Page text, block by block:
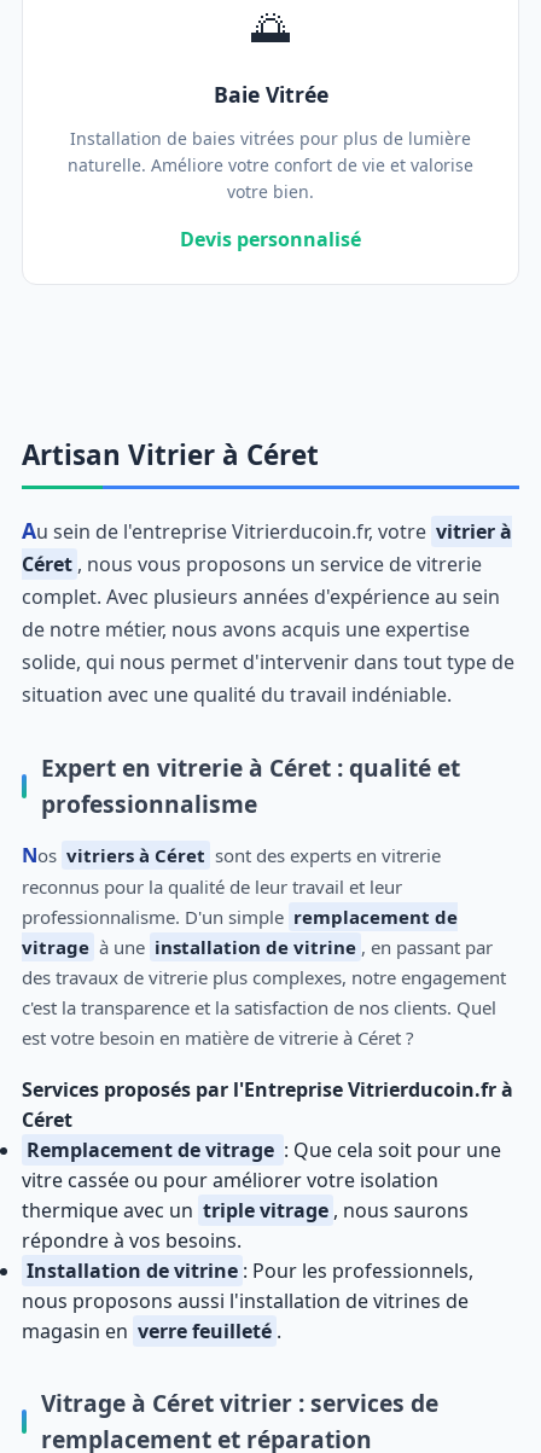
🌅
Baie Vitrée
Installation de baies vitrées pour plus de lumière
naturelle. Améliore votre confort de vie et valorise
votre bien.
Devis personnalisé
Artisan Vitrier à Céret
Au sein de l'entreprise Vitrierducoin.fr, votre vitrier à
Céret , nous vous proposons un service de vitrerie
complet. Avec plusieurs années d'expérience au sein
de notre métier, nous avons acquis une expertise
solide, qui nous permet d'intervenir dans tout type de
situation avec une qualité du travail indéniable.
Expert en vitrerie à Céret : qualité et
professionnalisme
Nos vitriers à Céret sont des experts en vitrerie
reconnus pour la qualité de leur travail et leur
professionnalisme. D'un simple remplacement de
vitrage à une installation de vitrine , en passant par
des travaux de vitrerie plus complexes, notre engagement
c'est la transparence et la satisfaction de nos clients. Quel
est votre besoin en matière de vitrerie à Céret ?
Services proposés par l'Entreprise Vitrierducoin.fr à
Céret
Remplacement de vitrage : Que cela soit pour une
vitre cassée ou pour améliorer votre isolation
thermique avec un triple vitrage , nous saurons
répondre à vos besoins.
Installation de vitrine : Pour les professionnels,
nous proposons aussi l'installation de vitrines de
magasin en verre feuilleté .
Vitrage à Céret vitrier : services de
remplacement et réparation